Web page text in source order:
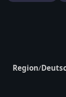
Region/